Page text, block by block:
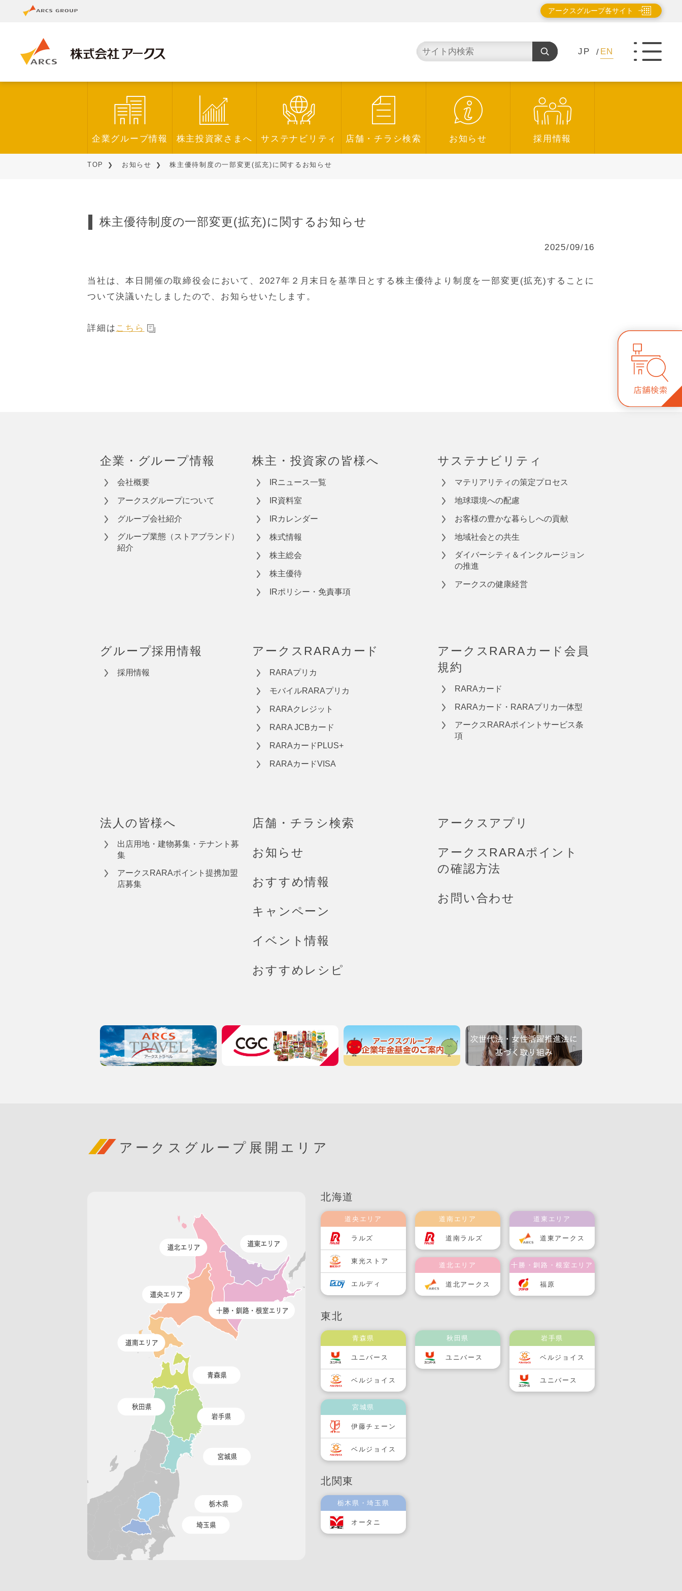
アークスグループ各サイト
JP EN
企業グループ情報 株主投資家さまへ サステナビリティ 店舗・チラシ検索 お知らせ 採用情報
TOP お知らせ 株主優待制度の一部変更(拡充)に関するお知らせ
株主優待制度の一部変更(拡充)に関するお知らせ
2025/09/16
当社は、本日開催の取締役会において、2027年２月末日を基準日とする株主優待より制度を一部変更(拡充)することに
ついて決議いたしましたので、お知らせいたします。
詳細は こちら
企業・グループ情報
会社概要
アークスグループについて
グループ会社紹介
グループ業態（ストアブランド）
紹介
株主・投資家の皆様へ
IRニュース一覧
IR資料室
IRカレンダー
株式情報
株主総会
株主優待
IRポリシー・免責事項
サステナビリティ
マテリアリティの策定プロセス
地球環境への配慮
お客様の豊かな暮らしへの貢献
地域社会との共生
ダイバーシティ＆インクルージョン
の推進
アークスの健康経営
グループ採用情報
採用情報
アークスRARAカード
RARAプリカ
モバイルRARAプリカ
RARAクレジット
RARA JCBカード
RARAカードPLUS+
RARAカードVISA
アークスRARAカード会員
規約
RARAカード
RARAカード・RARAプリカ一体型
アークスRARAポイントサービス条
項
法人の皆様へ
出店用地・建物募集・テナント募
集
アークスRARAポイント提携加盟
店募集
店舗・チラシ検索
お知らせ
おすすめ情報
キャンペーン
イベント情報
おすすめレシピ
アークスアプリ
アークスRARAポイント
の確認方法
お問い合わせ
アークスグループ展開エリア
北海道
道央エリア
ラルズ
東光ストア
エルディ
道南エリア
道南ラルズ
道北エリア
道北アークス
道東エリア
道東アークス
十勝・釧路・根室エリア
福原
東北
青森県
ユニバース
ベルジョイス
秋田県
ユニバース
岩手県
ベルジョイス
ユニバース
宮城県
伊藤チェーン
ベルジョイス
北関東
栃木県・埼玉県
オータニ